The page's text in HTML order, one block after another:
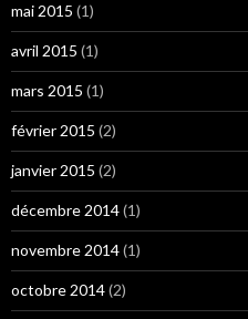
mai 2015 (1)
avril 2015 (1)
mars 2015 (1)
février 2015 (2)
janvier 2015 (2)
décembre 2014(1)
novembre 2014(1)
octobre 2014(2)